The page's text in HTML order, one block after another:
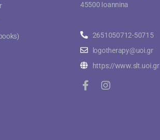
45500 Ioannina
2651050712-50715
logotherapy@uoi.gr
https://www.slt.uoi.gr